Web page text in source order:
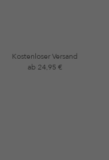
Kostenloser Versand
ab 24,95 €